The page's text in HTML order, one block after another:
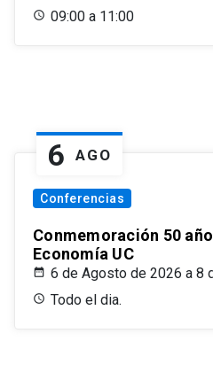
09:00 a 11:00
6 AGO
Conferencias
Conmemoración 50
Economía UC
6 de Agosto de 2026 a 8
Todo el dia.